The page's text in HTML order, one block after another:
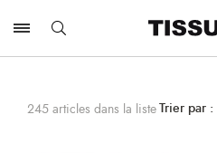
245 articles dans la listeTrier par :